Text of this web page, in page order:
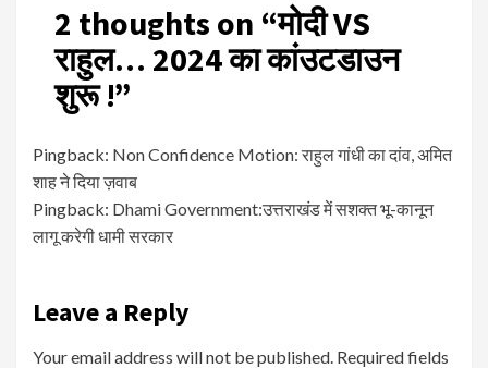
2 thoughts on “मोदी VS
राहुल… 2024 का कांउटडाउन
शुरू !”
Pingback: Non Confidence Motion: राहुल गांधी का दांव, अमित
शाह ने दिया ज़वाब
Pingback: Dhami Government:उत्तराखंड में सशक्त भू-कानून
लागू करेगी धामी सरकार
Leave a Reply
Your email address will not be published. Required fields